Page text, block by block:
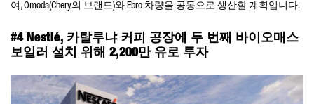
여, Omoda(Chery의 브랜드)와 Ebro 차량을 공동으로 생산할 계획입니다.
#4 Nestlé, 카탈루냐 커피 공장에 두 번째 바이오매스
보일러 설치 위해 2,200만 유로 투자